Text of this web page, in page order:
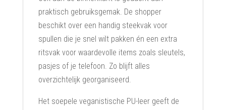
praktisch gebruiksgemak. De shopper
beschikt over een handig steekvak voor
spullen die je snel wilt pakken én een extra
ritsvak voor waardevolle items zoals sleutels,
pasjes of je telefoon. Zo blijft alles
overzichtelijk georganiseerd.
Het soepele veganistische PU-leer geeft de